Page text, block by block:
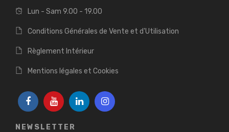
Lun - Sam 9.00 - 19.00
Conditions Générales de Vente et d'Utilisation
Règlement Intérieur
Mentions légales et Cookies
NEWSLETTER